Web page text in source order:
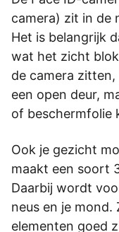
camera) zit in de
Het is belangrijk
wat het zicht
de camera
een open deur,
of beschermfolie
Ook je gezicht
maakt een soort
Daarbij wordt
neus en je
elementen goed